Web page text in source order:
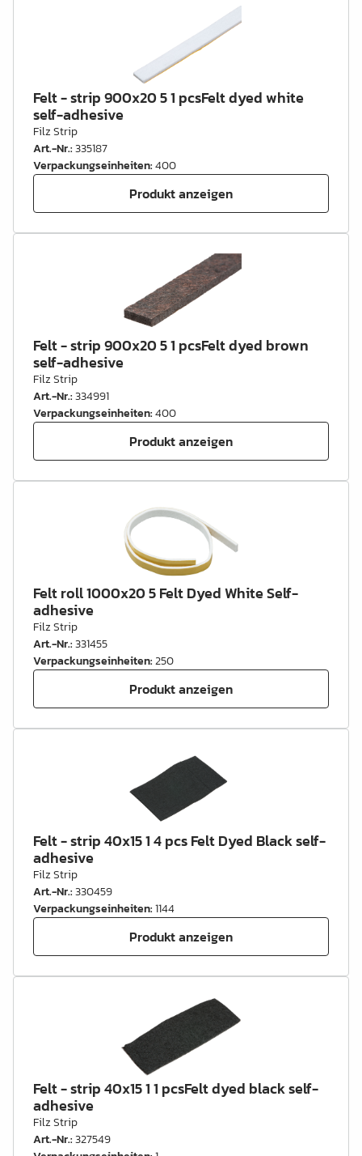
Felt - strip 900x20 5 1 pcsFelt dyed white
self-adhesive
Filz Strip
Art.-Nr.:335187
Verpackungseinheiten:400
Produkt anzeigen
Felt - strip 900x20 5 1 pcsFelt dyed brown
self-adhesive
Filz Strip
Art.-Nr.:334991
Verpackungseinheiten:400
Produkt anzeigen
Felt roll 1000x20 5 Felt Dyed White Self-
adhesive
Filz Strip
Art.-Nr.:331455
Verpackungseinheiten:250
Produkt anzeigen
Felt - strip 40x15 1 4 pcs Felt Dyed Black self-
adhesive
Filz Strip
Art.-Nr.:330459
Verpackungseinheiten:1144
Produkt anzeigen
Felt - strip 40x15 1 1 pcsFelt dyed black self-
adhesive
Filz Strip
Art.-Nr.:327549